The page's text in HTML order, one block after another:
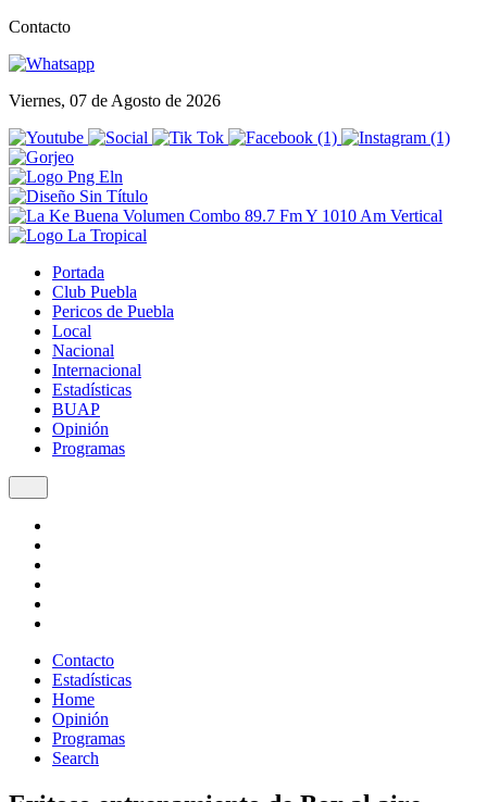
Contacto
Viernes, 07 de Agosto de 2026
Portada
Club Puebla
Pericos de Puebla
Local
Nacional
Internacional
Estadísticas
BUAP
Opinión
Programas
Contacto
Estadísticas
Home
Opinión
Programas
Search